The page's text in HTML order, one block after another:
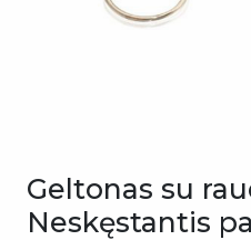
Geltonas su
Neskęstantis